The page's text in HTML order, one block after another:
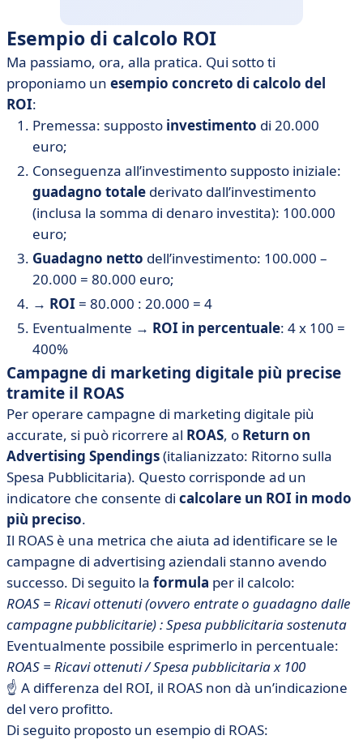
Esempio di calcolo ROI
Ma passiamo, ora, alla pratica. Qui sotto ti
proponiamo un esempio concreto di calcolo del
ROI:
Premessa: supposto investimento di 20.000
euro;
Conseguenza all’investimento supposto iniziale:
guadagno totale derivato dall’investimento
(inclusa la somma di denaro investita): 100.000
euro;
Guadagno netto dell’investimento: 100.000 –
20.000 = 80.000 euro;
→ ROI = 80.000 : 20.000 = 4
Eventualmente → ROI in percentuale: 4 x 100 =
400%
Campagne di marketing digitale più precise
tramite il ROAS
Per operare campagne di marketing digitale più
accurate, si può ricorrere al ROAS, o Return on
Advertising Spendings(italianizzato: Ritorno sulla
Spesa Pubblicitaria). Questo corrisponde ad un
indicatore che consente di calcolare un ROI in modo
più preciso.
Il ROAS è una metrica che aiuta ad identificare se le
campagne di advertising aziendali stanno avendo
successo. Di seguito la formula per il calcolo:
ROAS = Ricavi ottenuti (ovvero entrate o guadagno dalle
campagne pubblicitarie) : Spesa pubblicitaria sostenuta
Eventualmente possibile esprimerlo in percentuale:
ROAS = Ricavi ottenuti / Spesa pubblicitaria x 100
☝ A differenza del ROI, il ROAS non dà un’indicazione
del vero profitto.
Di seguito proposto un esempio di ROAS: